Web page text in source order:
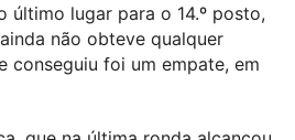
último lugar para o 14.º posto,
não obteve qualquer
conseguiu foi um empate, em